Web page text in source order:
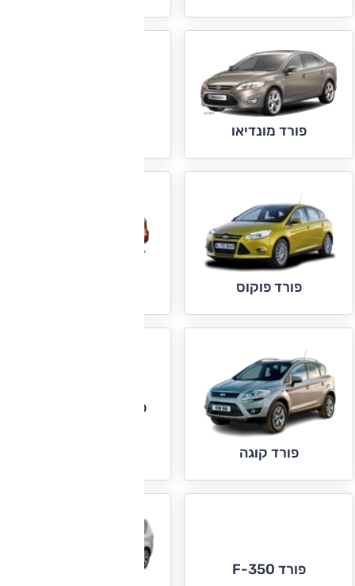
פורד מונדיאו
פורד פוקוס
פורד קוגה
פורד F-150 ראפטור
פורד F-350